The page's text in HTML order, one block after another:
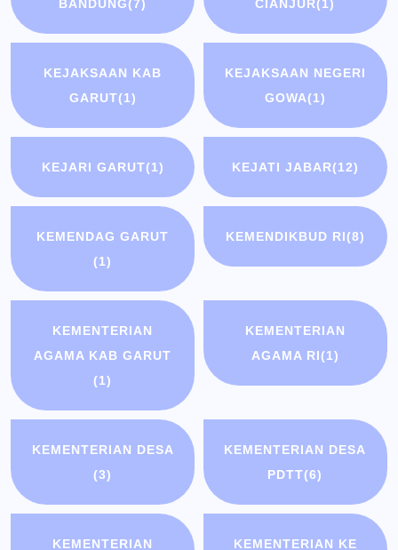
BANDUNG(7)
CIANJUR(1)
KEJAKSAAN KAB
GARUT(1)
KEJAKSAAN NEGERI
GOWA(1)
KEJARI GARUT(1) KEJATI JABAR(12)
KEMENDAG GARUT
(1)
KEMENDIKBUD RI(8)
KEMENTERIAN
AGAMA KAB GARUT
(1)
KEMENTERIAN
AGAMA RI(1)
KEMENTERIAN DESA
(3)
KEMENTERIAN DESA
PDTT(6)
KEMENTERIAN
KEMENTERIAN KE